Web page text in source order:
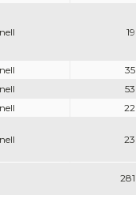
281
19
35
53
22
23